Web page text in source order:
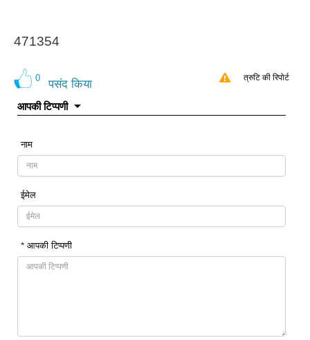
471354
0 पसंद किया त्रुटि की रिपोर्ट
आपकी टिप्पणी
नाम
ईमेल
* आपकी टिप्पणी